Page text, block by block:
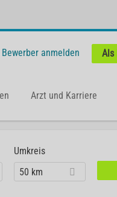
anmelden Als
Arzt und Karriere
Umkreis
50 km